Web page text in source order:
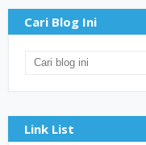
Cari Blog Ini
Link List